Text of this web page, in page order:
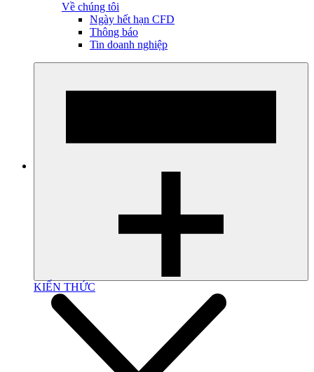
Về chúng tôi
Ngày hết hạn CFD
Thông báo
Tin doanh nghiệp
KIẾN THỨC